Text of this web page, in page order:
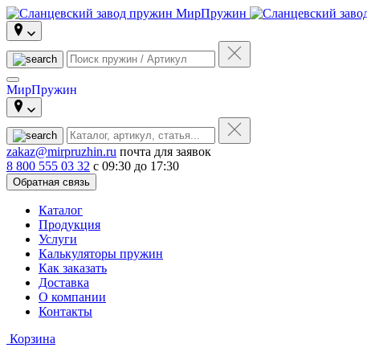
МирПружин
zakaz@mirpruzhin.ru почта для заявок
8 800 555 03 32 с 09:30 до 17:30
Обратная связь
Каталог
Продукция
Услуги
Калькуляторы пружин
Как заказать
Доставка
О компании
Контакты
Корзина